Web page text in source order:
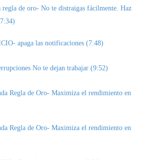
regla de oro- No te distraigas fácilmente. Haz
apaga las notificaciones (7:48)
No te dejan trabajar (9:52)
Regla de Oro- Maximiza el rendimiento en
Regla de Oro- Maximiza el rendimiento en